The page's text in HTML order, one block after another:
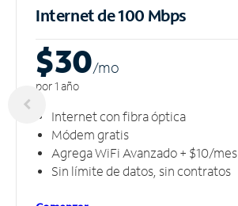
Internet de 100 Mbps
$30/mo
por 1 año
Internet con fibra óptica
Módem gratis
Agrega WiFi Avanzado + $10/mes
Sin límite de datos, sin contratos